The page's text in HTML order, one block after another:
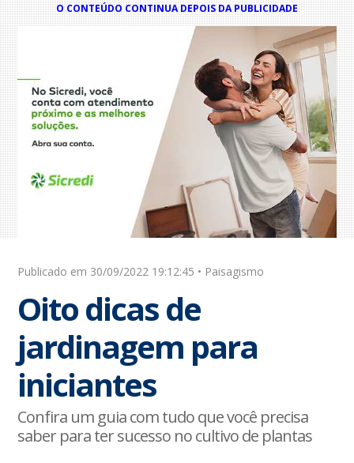
O CONTEÚDO CONTINUA DEPOIS DA PUBLICIDADE
Publicado em 30/09/2022 19:12:45 • Paisagismo
Oito dicas de
jardinagem para
iniciantes
Confira um guia com tudo que você precisa
saber para ter sucesso no cultivo de plantas